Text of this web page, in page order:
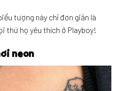
tượng này chỉ đơn giản là
thứ họ yêu thích ở Playboy!
neon